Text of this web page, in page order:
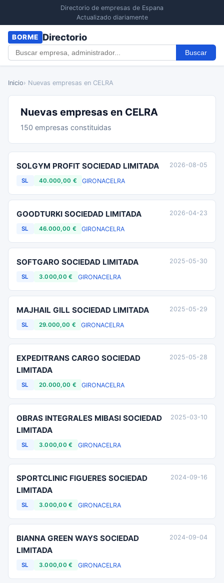
Directorio de empresas de Espana
Actualizado diariamente
BORME Directorio
Buscar
Inicio› Nuevas empresas en CELRA
Nuevas empresas en CELRA
150 empresas constituidas
SOLGYM PROFIT SOCIEDAD LIMITADA
SL 40.000,00 € GIRONACELRA
2026-08-05
GOODTURKI SOCIEDAD LIMITADA
SL 46.000,00 € GIRONACELRA
2026-04-23
SOFTGARO SOCIEDAD LIMITADA
SL 3.000,00 € GIRONACELRA
2025-05-30
MAJHAIL GILL SOCIEDAD LIMITADA
SL 29.000,00 € GIRONACELRA
2025-05-29
EXPEDITRANS CARGO SOCIEDAD
LIMITADA
SL 20.000,00 € GIRONACELRA
2025-05-28
OBRAS INTEGRALES MIBASI SOCIEDAD
LIMITADA
SL 3.000,00 € GIRONACELRA
2025-03-10
SPORTCLINIC FIGUERES SOCIEDAD
LIMITADA
SL 3.000,00 € GIRONACELRA
2024-09-16
BIANNA GREEN WAYS SOCIEDAD
LIMITADA
SL 3.000,00 € GIRONACELRA
2024-09-04